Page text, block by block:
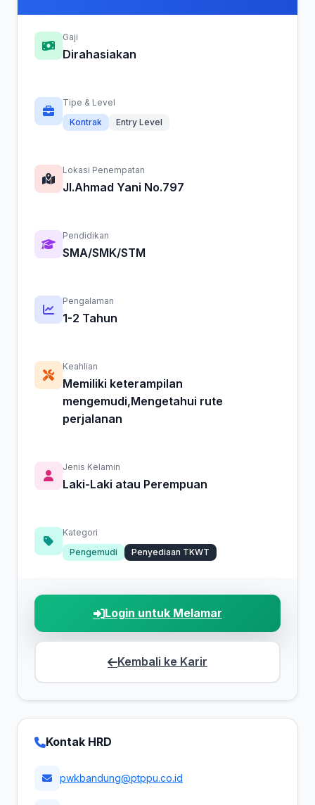
Gaji
Dirahasiakan
Tipe & Level
Kontrak
Entry Level
Lokasi Penempatan
Jl.Ahmad Yani No.797
Pendidikan
SMA/SMK/STM
Pengalaman
1-2 Tahun
Keahlian
Memiliki keterampilan
mengemudi,Mengetahui rute
perjalanan
Jenis Kelamin
Laki-Laki atau Perempuan
Kategori
Pengemudi
Penyediaan TKWT
Login untuk Melamar
Kembali ke Karir
Kontak HRD
pwkbandung@ptppu.co.id